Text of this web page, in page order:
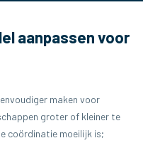
aanpassen voor
maken voor
groter of kleiner te
coördinatie moeilijk is;